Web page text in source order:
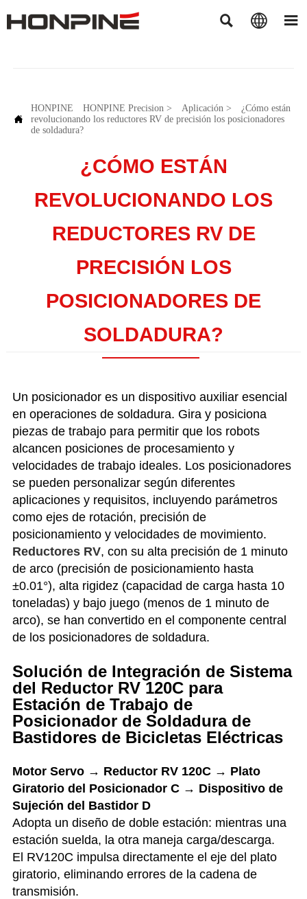
  

HONPINE HONPINE Precision > Aplicación >
¿Cómo están
revolucionando los reductores RV de precisión los posicionadores
de soldadura?
¿CÓMO ESTÁN
REVOLUCIONANDO LOS
REDUCTORES RV DE
PRECISIÓN LOS
POSICIONADORES DE
SOLDADURA?
Un posicionador es un dispositivo auxiliar esencial
en operaciones de soldadura. Gira y posiciona
piezas de trabajo para permitir que los robots
alcancen posiciones de procesamiento y
velocidades de trabajo ideales. Los posicionadores
se pueden personalizar según diferentes
aplicaciones y requisitos, incluyendo parámetros
como ejes de rotación, precisión de
posicionamiento y velocidades de movimiento.
Reductores RV, con su alta precisión de 1 minuto
de arco (precisión de posicionamiento hasta
±0.01°), alta rigidez (capacidad de carga hasta 10
toneladas) y bajo juego (menos de 1 minuto de
arco), se han convertido en el componente central
de los posicionadores de soldadura.
Solución de Integración de Sistema
del Reductor RV 120C para
Estación de Trabajo de
Posicionador de Soldadura de
Bastidores de Bicicletas Eléctricas
Motor Servo → Reductor RV 120C → Plato
Giratorio del Posicionador C → Dispositivo de
Sujeción del Bastidor D
Adopta un diseño de doble estación: mientras una
estación suelda, la otra maneja carga/descarga.
El RV120C impulsa directamente el eje del plato
giratorio, eliminando errores de la cadena de
transmisión.